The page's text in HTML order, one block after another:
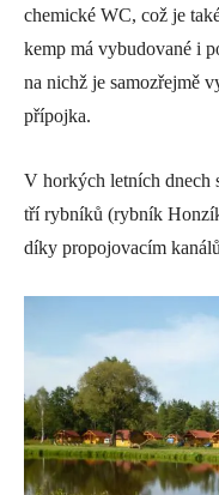
chemické WC, což je
kemp má vybudované i
na nichž je samozřejmě
přípojka.
V horkých letních dnech
tří rybníků (rybník
díky propojovacím